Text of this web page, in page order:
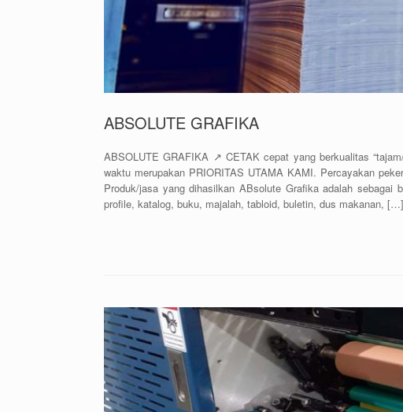
ABSOLUTE GRAFIKA
ABSOLUTE GRAFIKA ↗️ CETAK cepat yang berkualitas
waktu merupakan PRIORITAS UTAMA KAMI. Percayakan
Produk/jasa yang dihasilkan ABsolute Grafika adalah sebagai
profile, katalog, buku, majalah, tabloid, buletin, dus makanan, […]